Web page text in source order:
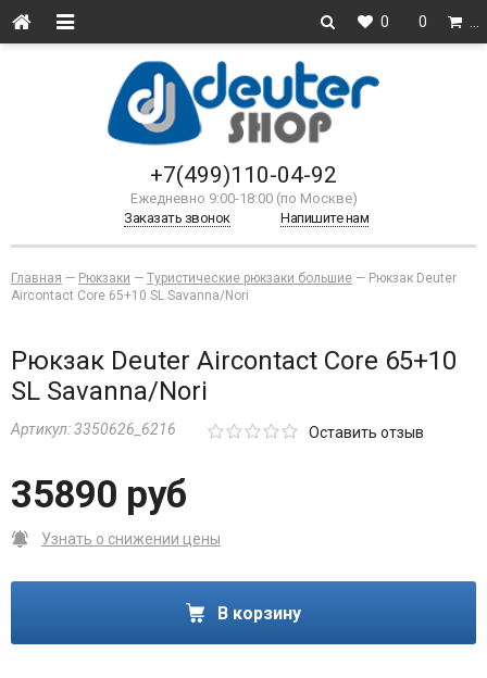
0 0
+7(499)110-04-92
Ежедневно 9:00-18:00 (по Москве)
Заказать звонок
Напишите нам
Главная — Рюкзаки — Туристические рюкзаки большие — Рюкзак Deuter
Aircontact Core 65+10 SL Savanna/Nori
Рюкзак Deuter Aircontact Core 65+10
SL Savanna/Nori
Артикул:3350626_6216 Оставить отзыв
35890 руб
Узнать о снижении цены
В корзину